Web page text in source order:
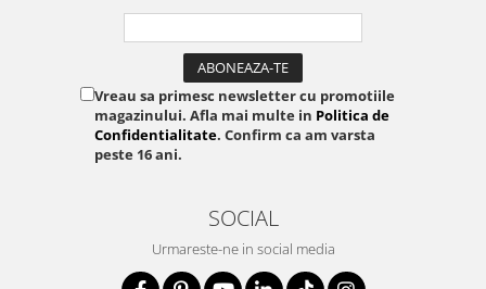
Vreau sa primesc newsletter cu promotiile
magazinului. Afla mai multe in Politica de
Confidentialitate. Confirm ca am varsta
peste 16 ani.
SOCIAL
Urmareste-ne in social media